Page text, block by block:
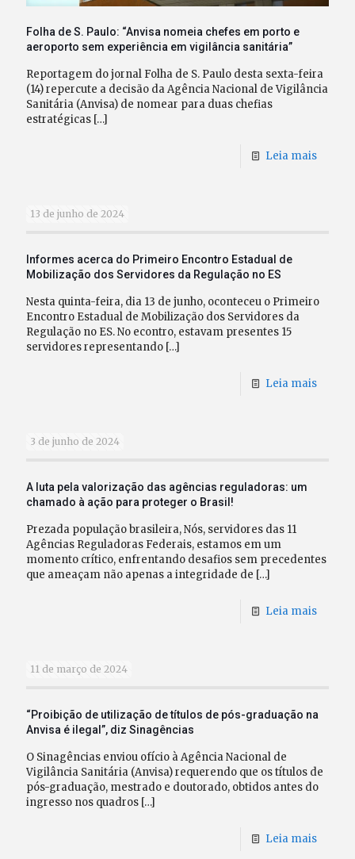
Folha de S. Paulo: “Anvisa nomeia chefes em porto e
aeroporto sem experiência em vigilância sanitária”
Reportagem do jornal Folha de S. Paulo desta sexta-feira
(14) repercute a decisão da Agência Nacional de Vigilância
Sanitária (Anvisa) de nomear para duas chefias
estratégicas […]
Leia mais
13 de junho de 2024
Informes acerca do Primeiro Encontro Estadual de
Mobilização dos Servidores da Regulação no ES
Nesta quinta-feira, dia 13 de junho, oconteceu o Primeiro
Encontro Estadual de Mobilização dos Servidores da
Regulação no ES. No econtro, estavam presentes 15
servidores representando […]
Leia mais
3 de junho de 2024
A luta pela valorização das agências reguladoras: um
chamado à ação para proteger o Brasil!
Prezada população brasileira, Nós, servidores das 11
Agências Reguladoras Federais, estamos em um
momento crítico, enfrentando desafios sem precedentes
que ameaçam não apenas a integridade de […]
Leia mais
11 de março de 2024
“Proibição de utilização de títulos de pós-graduação na
Anvisa é ilegal”, diz Sinagências
O Sinagências enviou ofício à Agência Nacional de
Vigilância Sanitária (Anvisa) requerendo que os títulos de
pós-graduação, mestrado e doutorado, obtidos antes do
ingresso nos quadros […]
Leia mais